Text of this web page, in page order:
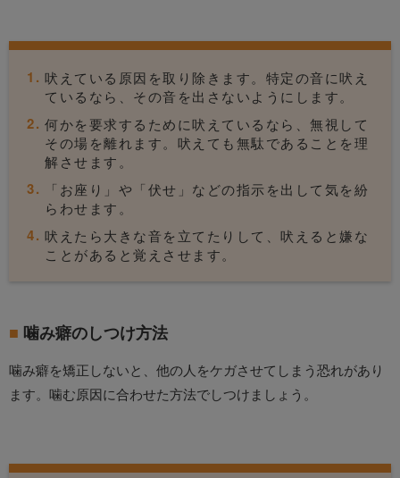
吠えている原因を取り除きます。特定の音に吠え
ているなら、その音を出さないようにします。
何かを要求するために吠えているなら、無視して
その場を離れます。吠えても無駄であることを理
解させます。
「お座り」や「伏せ」などの指示を出して気を紛
らわせます。
吠えたら大きな音を立てたりして、吠えると嫌な
ことがあると覚えさせます。
噛み癖のしつけ方法
噛み癖を矯正しないと、他の人をケガさせてしまう恐れがあり
ます。噛む原因に合わせた方法でしつけましょう。